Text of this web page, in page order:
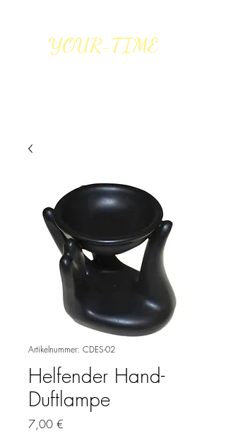
YOUR-TIME
Artikelnummer: CDES-02
Helfender Hand-
Duftlampe
7,00 €